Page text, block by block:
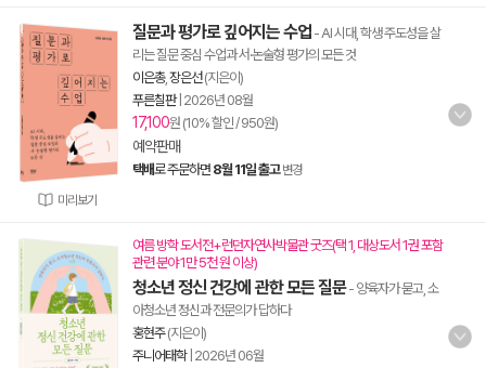
미리보기
질문과 평가로 깊어지는 수업 - AI 시대, 학생 주도성을 살
리는 질문 중심 수업과 서·논술형 평가의 모든 것
이은총, 장은선(지은이)
푸른칠판| 2026년 08월
17,100원 (10% 할인 / 950원)
예약판매
택배로 주문하면 8월 11일 출고 변경
여름 방학 도서전+런던자연사박물관 굿즈(택 1, 대상도서 1권 포함
관련 분야 1만 5천 원 이상)
청소년 정신 건강에 관한 모든 질문- 양육자가 묻고, 소
아청소년 정신과 전문의가 답하다
홍현주(지은이)
주니어태학| 2026년 06월